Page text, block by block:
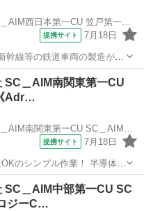
UTエイム株式会社 SC＿AIM西日本第一CU 笠戸第一テクノロジーCF《Adtu1C》
提携サイト 7月18日
線等の鉄道車両の製造が間
内で教育体制や コンプライア
SC＿AIM南関東第一CU
Adr…
UTエイム株式会社 SC＿AIM南関東第一CU SC＿AIM飯能CF《Adrh1C》
提携サイト 7月18日
◆部品
＿AIM中部第一CU SC
ジーC…